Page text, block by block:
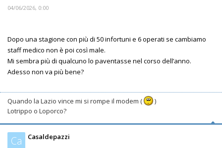
04/06/2026, 0:00
Dopo una stagione con più di 50 infortuni e 6 operati se cambiamo
staff medico non è poi così male.
Mi sembra più di qualcuno lo paventasse nel corso dell’anno.
Adesso non va più bene?
Quando la Lazio vince mi si rompe il modem (
)
Lotrippo o Loporco?
Ca Casaldepazzi